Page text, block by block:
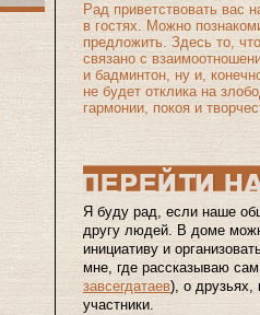
Рад приветствовать вас
в гостях. Можно
предложить. Здесь то,
связано с
и бадминтон, ну и,
не будет отклика на
гармонии, покоя и
Я буду рад, если наше
другу людей. В доме
инициативу и
мне, где рассказываю
завсегдатаев), о друзьях,
участники.